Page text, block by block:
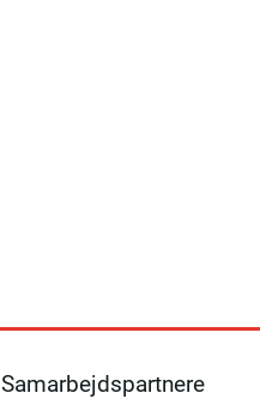
Samarbejdspartnere